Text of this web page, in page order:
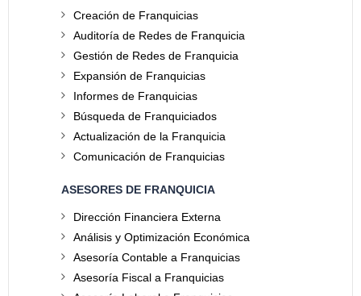
Creación de Franquicias
Auditoría de Redes de Franquicia
Gestión de Redes de Franquicia
Expansión de Franquicias
Informes de Franquicias
Búsqueda de Franquiciados
Actualización de la Franquicia
Comunicación de Franquicias
ASESORES DE FRANQUICIA
Dirección Financiera Externa
Análisis y Optimización Económica
Asesoría Contable a Franquicias
Asesoría Fiscal a Franquicias